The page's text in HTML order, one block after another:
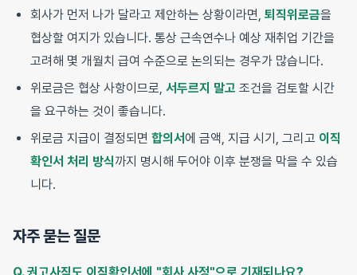
회사가 먼저 나가 달라고 제안하는 상황이라면, 퇴직위로금을
협상할 여지가 있습니다. 통상 근속연수나 예상 재취업 기간을
고려해 몇 개월치 급여 수준으로 논의되는 경우가 많습니다.
위로금은 협상 사항이므로, 서두르지 말고 조건을 검토할 시간
을 요구하는 것이 좋습니다.
위로금 지급이 결정되면 합의서에 금액, 지급 시기, 그리고 이직
확인서 처리 방식까지 명시해 두어야 이후 분쟁을 막을 수 있습
니다.
자주 묻는 질문